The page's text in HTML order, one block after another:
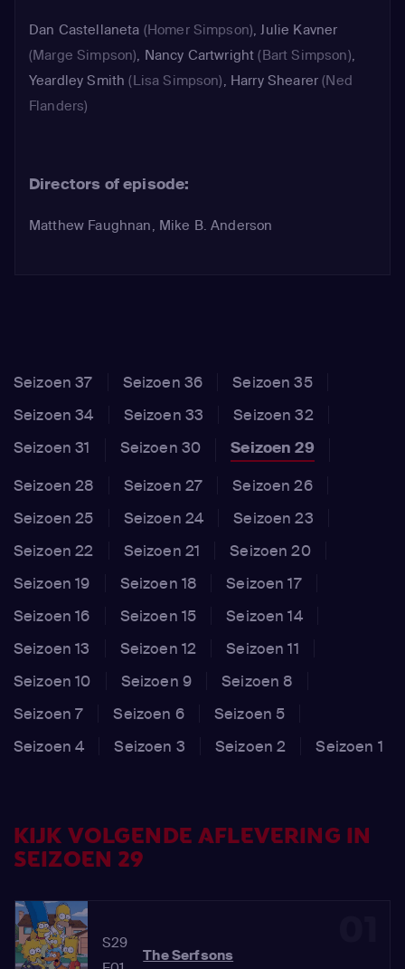
Dan Castellaneta (Homer Simpson),Julie Kavner
(Marge Simpson), Nancy Cartwright (Bart Simpson),
Yeardley Smith (Lisa Simpson), Harry Shearer (Ned
Flanders)
Directors of episode:
Matthew Faughnan, Mike B. Anderson
Seizoen 37 Seizoen 36
Seizoen 35
Seizoen 34
Seizoen 33
Seizoen 32
Seizoen 31
Seizoen 30
Seizoen 29
Seizoen 28
Seizoen 27
Seizoen 26
Seizoen 25
Seizoen 24
Seizoen 23
Seizoen 22
Seizoen 21
Seizoen 20
Seizoen 19
Seizoen 18
Seizoen 17
Seizoen 16
Seizoen 15
Seizoen 14
Seizoen 13
Seizoen 12
Seizoen 11
Seizoen 10
Seizoen 9
Seizoen 8
Seizoen 7
Seizoen 6
Seizoen 5
Seizoen 4
Seizoen 3 Seizoen 2 Seizoen 1
KIJK VOLGENDE AFLEVERING IN
SEIZOEN 29
S29
The Serfsons